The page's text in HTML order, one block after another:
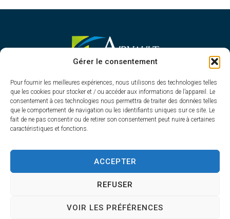
Gérer le consentement
Pour fournir les meilleures expériences, nous utilisons des technologies telles
que les cookies pour stocker et / ou accéder aux informations de l’appareil. Le
consentement à ces technologies nous permettra de traiter des données telles
que le comportement de navigation ou les identifiants uniques sur ce site. Le
fait de ne pas consentir ou de retirer son consentement peut nuire à certaines
caractéristiques et fonctions.
ACCEPTER
REFUSER
VOIR LES PRÉFÉRENCES
MAIRIE D'AIRVAULT
1 Rue Constant Balquet,
79600 Airvault
05 49 64 70 13
Contacter la mairie
Du lundi au vendredi
de 8h30 à 12h30 et de 13h45 à 17h30
AccessibilitéPlan du siteConfidentialité